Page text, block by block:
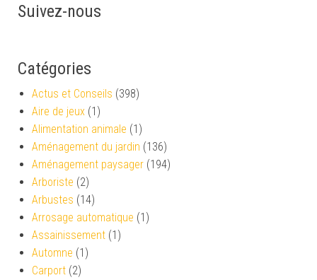
Suivez-nous
Catégories
Actus et Conseils (398)
Aire de jeux (1)
Alimentation animale (1)
Aménagement du jardin (136)
Aménagement paysager (194)
Arboriste (2)
Arbustes (14)
Arrosage automatique (1)
Assainissement (1)
Automne (1)
Carport (2)